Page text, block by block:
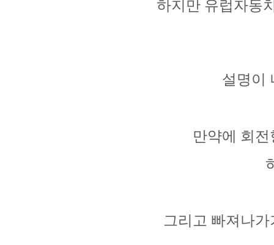
하지만 유럽자동
설명이
만약에 회
그리고 빠져나